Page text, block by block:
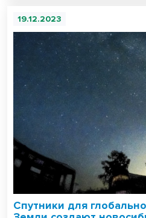
19.12.2023
Спутники для